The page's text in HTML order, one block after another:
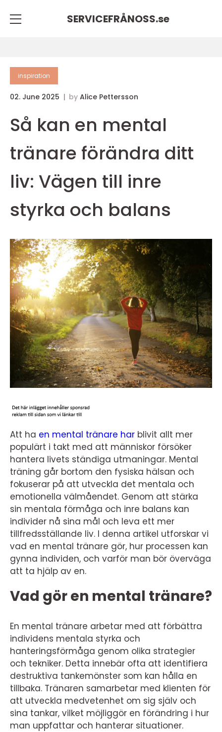
SERVICEFRÅNOSS.se
inspiration
02. June 2025 by Alice Pettersson
Så kan en mental
tränare förändra ditt
liv: Vägen till inre
styrka och balans
Att ha en mental tränare har blivit allt mer
populärt i takt med att människor försöker
hantera livets ständiga utmaningar. Mental
träning går bortom den fysiska hälsan och
fokuserar på att utveckla det mentala och
emotionella välmåendet. Genom att stärka
sin mentala förmåga och inre balans kan
individer nå sina mål och leva ett mer
tillfredsställande liv. I denna artikel utforskar vi
vad en mental tränare gör, hur processen kan
gynna individen, och varför man bör överväga
att ta hjälp av en.
Vad gör en mental tränare?
En mental tränare arbetar med att förbättra
individens mentala styrka och
hanteringsförmåga genom olika strategier
och tekniker. Detta innebär ofta att identifiera
destruktiva tankemönster som kan hålla en
tillbaka. Tränaren samarbetar med klienten för
att utveckla medvetenhet om sig själv och
sina tankar, vilket möjliggör en förändring i hur
man uppfattar och hanterar situationer.